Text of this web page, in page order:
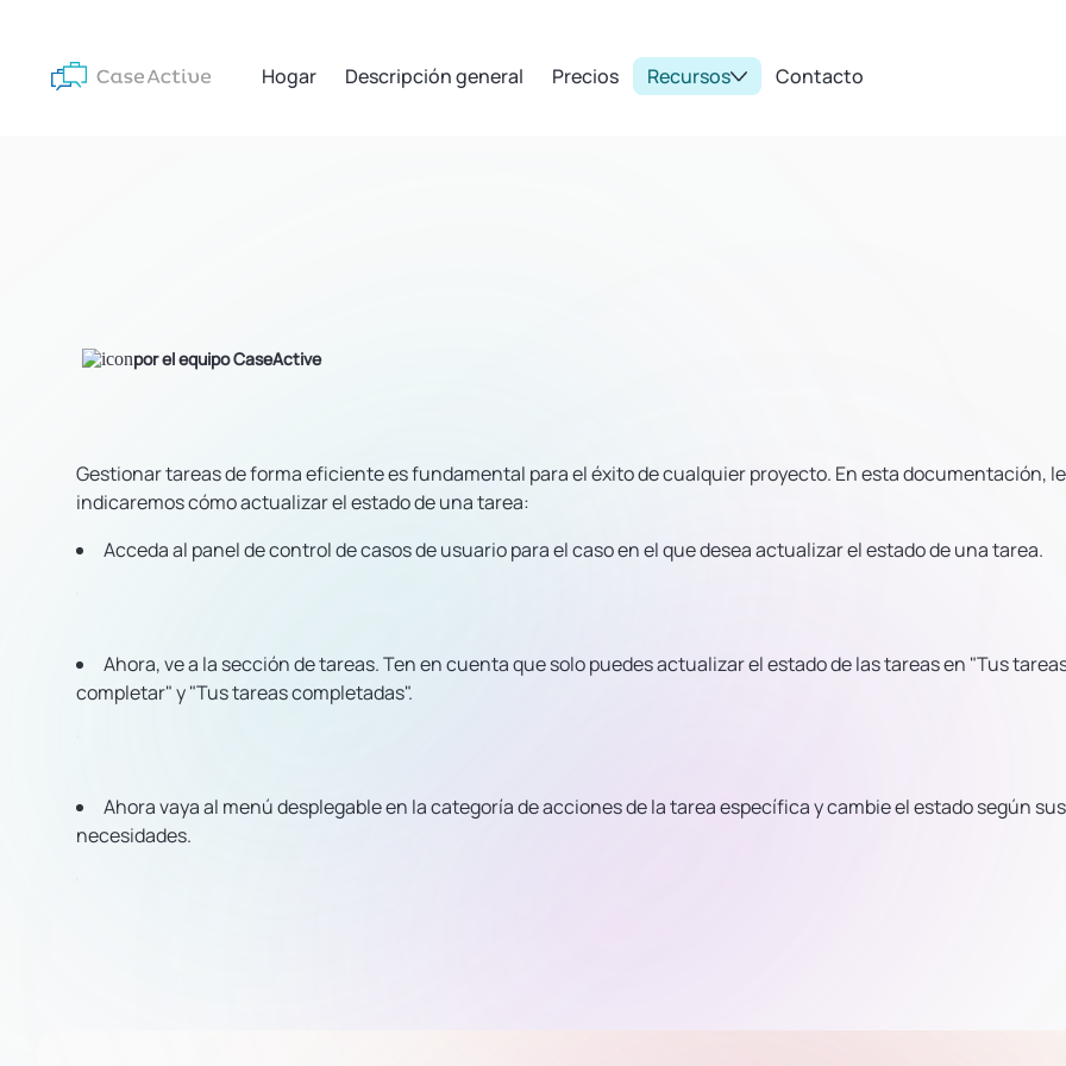
Hogar Descripción general Precios Recursos Contacto
por el equipo CaseActive
Gestionar tareas de forma eficiente es fundamental para el éxito de cualquier proyecto. En esta documentación, le
indicaremos cómo actualizar el estado de una tarea:
Acceda al panel de control de casos de usuario para el caso en el que desea actualizar el estado de una tarea.
Ahora, ve a la sección de tareas. Ten en cuenta que solo puedes actualizar el estado de las tareas en "Tus
completar" y "Tus tareas completadas".
Ahora vaya al menú desplegable en la categoría de acciones de la tarea específica y cambie el estado según sus
necesidades.